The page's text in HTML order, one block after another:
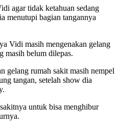
agar tidak ketahuan sedang
menutupi bagian tangannya
Vidi masih mengenakan gelang
masih belum dilepas.
gelang rumah sakit masih nempel
tangan, setelah show dia
untuk bisa menghibur